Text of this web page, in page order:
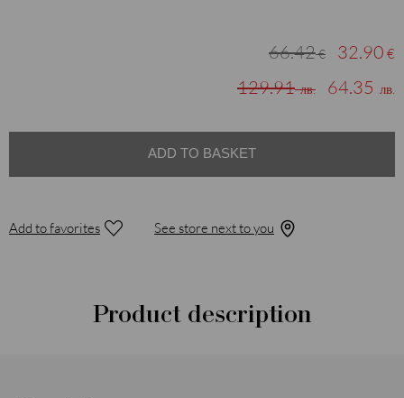
66.42€ 32.90 €
129.91лв. 64.35 лв.
ADD TO BASKET
Add to favorites See store next to you
Product description